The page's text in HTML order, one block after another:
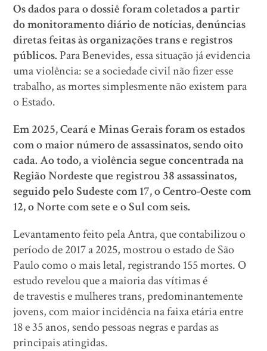
Os dados para o dossiê foram coletados a partir
do monitoramento diário de notícias, denúncias
diretas feitas às organizações trans e registros
públicos. Para Benevides, essa situação já evidencia
uma violência: se a sociedade civil não fizer esse
trabalho, as mortes simplesmente não existem para
o Estado.
Em 2025, Ceará e Minas Gerais foram os estados
com o maior número de assassinatos, sendo oito
cada. Ao todo, a violência segue concentrada na
Região Nordeste que registrou 38 assassinatos,
seguido pelo Sudeste com 17, o Centro-Oeste com
12, o Norte com sete e o Sul com seis.
Levantamento feito pela Antra, que contabilizou o
período de 2017 a 2025, mostrou o estado de São
Paulo como o mais letal, registrando 155 mortes. O
estudo revelou que a maioria das vítimas é
de travestis e mulheres trans, predominantemente
jovens, com maior incidência na faixa etária entre
18 e 35 anos, sendo pessoas negras e pardas as
principais atingidas.